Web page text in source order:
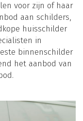
voor zijn of haar
aan schilders,
huisschilder
in
binnenschilder
het aanbod van